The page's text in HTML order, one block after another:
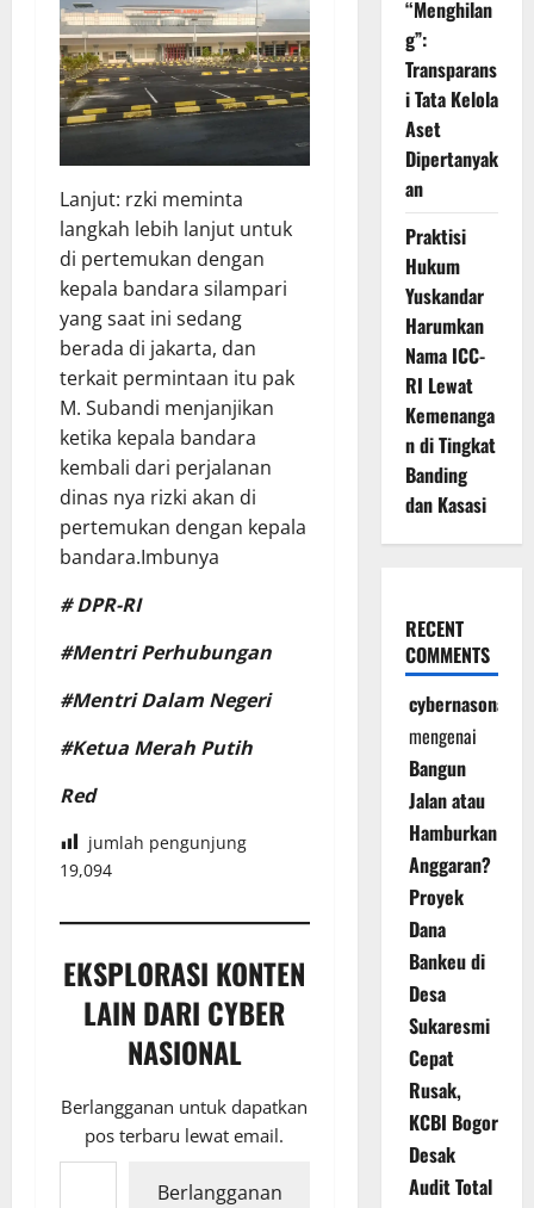
Lanjut: rzki meminta
langkah lebih lanjut untuk
di pertemukan dengan
kepala bandara silampari
yang saat ini sedang
berada di jakarta, dan
terkait permintaan itu pak
M. Subandi menjanjikan
ketika kepala bandara
kembali dari perjalanan
dinas nya rizki akan di
pertemukan dengan kepala
bandara.Imbunya
# DPR-RI
#Mentri Perhubungan
#Mentri Dalam Negeri
#Ketua Merah Putih
Red
jumlah pengunjung
19,094
EKSPLORASI KONTEN
LAIN DARI CYBER
NASIONAL
Berlangganan untuk dapatkan
pos terbaru lewat email.
Ketikkan email Anda...
Berlangganan
“Menghilan
g”:
Transparans
i Tata Kelola
Aset
Dipertanyak
an
Praktisi
Hukum
Yuskandar
Harumkan
Nama ICC-
RI Lewat
Kemenanga
n di Tingkat
Banding
dan Kasasi
RECENT
COMMENTS
cybernasonal
mengenai
Bangun
Jalan atau
Hamburkan
Anggaran?
Proyek
Dana
Bankeu di
Desa
Sukaresmi
Cepat
Rusak,
KCBI Bogor
Desak
Audit Total